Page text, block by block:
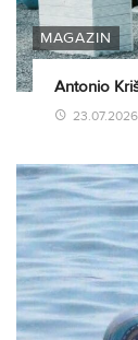
MAGAZIN
Antonio
23.07.2026